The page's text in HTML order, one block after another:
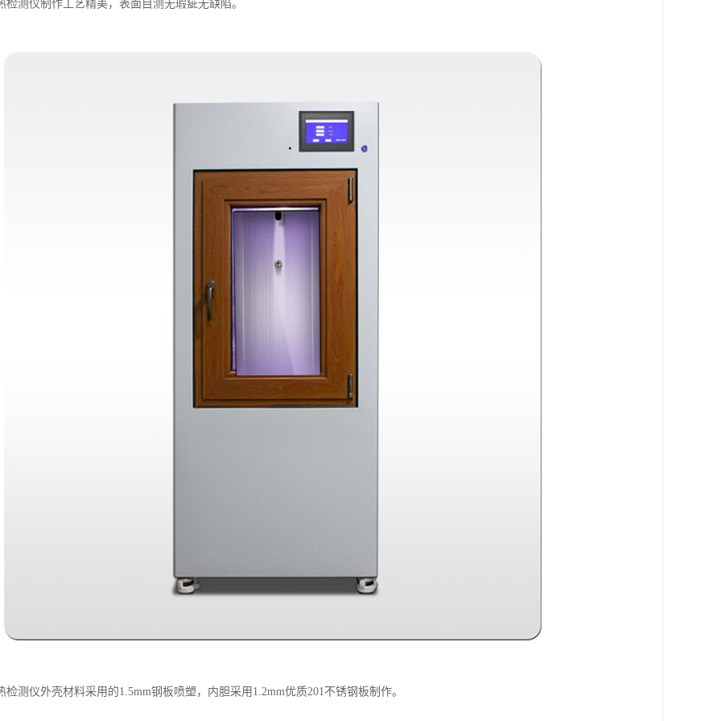
检测仪制作工艺精美，表面目测无瑕疵无缺陷。
检测仪外壳材料采用的1.5mm钢板喷塑，内胆采用1.2mm优质201不锈钢板制作。